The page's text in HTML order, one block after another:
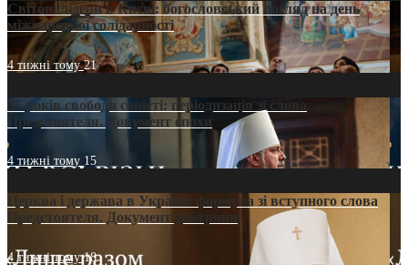
Світові лідери в Києві: богословський погляд на день
міжнародної солідарності
4 тижні тому21
35 років свободи совісті: періодизація зі слова
Предстоятеля. Документ епохи
4 тижні тому 15
Церква і держава в Україні: формула зі вступного слова
Предстоятеля. Документ доктрини
4 тижні тому18